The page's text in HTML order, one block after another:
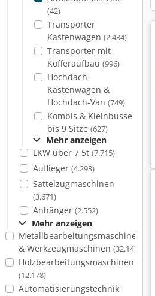
(42)
Transporter
Kastenwagen (2.434)
Transporter mit
Kofferaufbau (996)
Hochdach-
Kastenwagen &
Hochdach-Van (749)
Kombis & Kleinbusse
bis 9 Sitze (627)
Mehr anzeigen
LKW über 7,5t (7.715)
Auflieger (4.293)
Sattelzugmaschinen
(3.671)
Anhänger (2.552)
Mehr anzeigen
Metallbearbeitungsmaschinen
& Werkzeugmaschinen (32.147)
Holzbearbeitungsmaschinen
(12.178)
Automatisierungstechnik